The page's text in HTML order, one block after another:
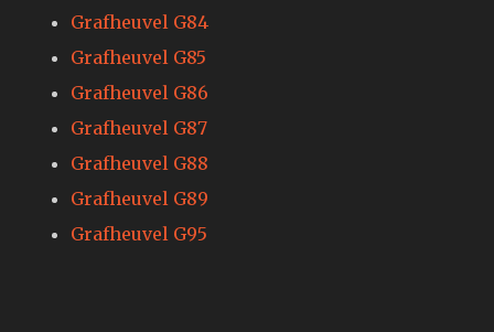
Grafheuvel G84
Grafheuvel G85
Grafheuvel G86
Grafheuvel G87
Grafheuvel G88
Grafheuvel G89
Grafheuvel G95